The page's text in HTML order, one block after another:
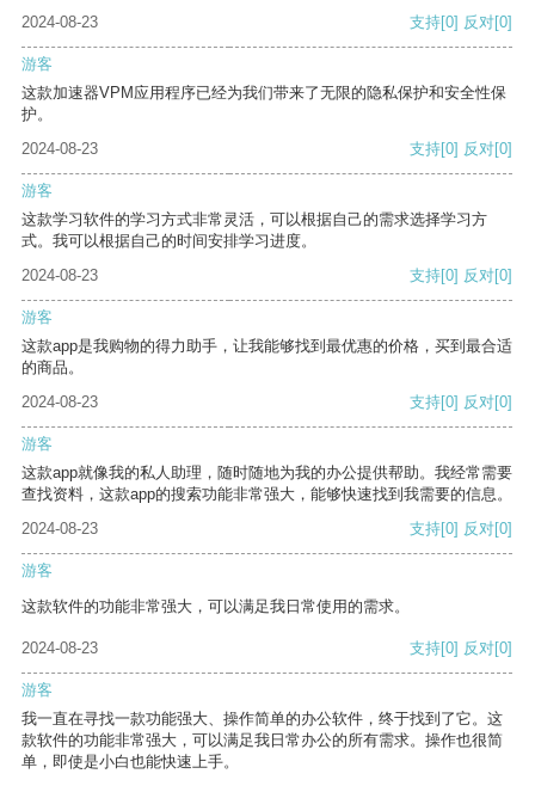
2024-08-23 支持[0] 反对[0]
游客
这款加速器VPM应用程序已经为我们带来了无限的隐私保护和安全性保
护。
2024-08-23
支持[0] 反对[0]
游客
这款学习软件的学习方式非常灵活，可以根据自己的需求选择学习方
式。我可以根据自己的时间安排学习进度。
2024-08-23
支持[0] 反对[0]
游客
这款app是我购物的得力助手，让我能够找到最优惠的价格，买到最合适
的商品。
2024-08-23
支持[0] 反对[0]
游客
这款app就像我的私人助理，随时随地为我的办公提供帮助。我经常需要
查找资料，这款app的搜索功能非常强大，能够快速找到我需要的信息。
2024-08-23
支持[0] 反对[0]
游客
这款软件的功能非常强大，可以满足我日常使用的需求。
2024-08-23 支持[0] 反对[0]
游客
我一直在寻找一款功能强大、操作简单的办公软件，终于找到了它。这
款软件的功能非常强大，可以满足我日常办公的所有需求。操作也很简
单，即使是小白也能快速上手。